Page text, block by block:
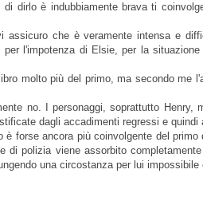
dirlo è indubbiamente brava ti
assicuro che è veramente intensa e
l'impotenza di Elsie, per la
molto più del primo, ma secondo me
no. I personaggi, soprattutto
dagli accadimenti regressi e
è forse ancora più coinvolgente del
di polizia viene assorbito
una circostanza per lui